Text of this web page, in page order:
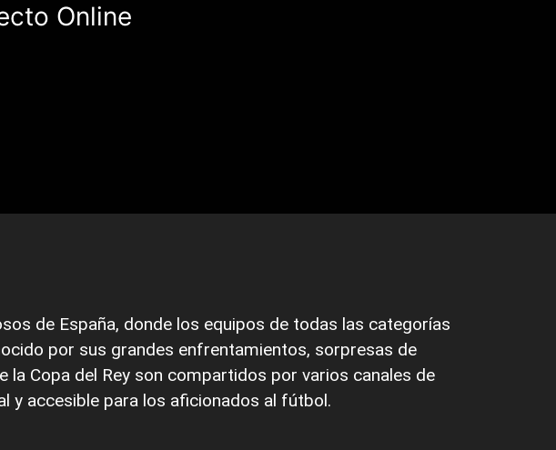
Online
de España, donde los equipos de todas las categorías
por sus grandes enfrentamientos, sorpresas de
Copa del Rey son compartidos por varios canales de
y accesible para los aficionados al fútbol.